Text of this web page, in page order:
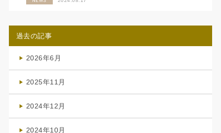
過去の記事
2026年6月
2025年11月
2024年12月
2024年10月